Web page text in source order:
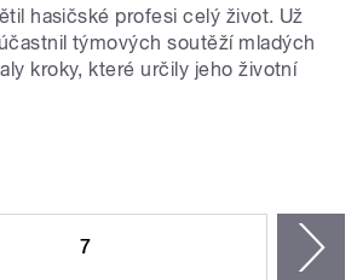
hasičské profesi celý život. Už
týmových soutěží mladých
kroky, které určily jeho životní
7